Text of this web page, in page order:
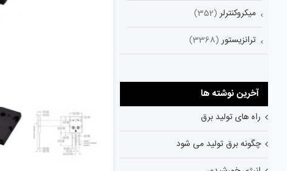
میکروکنترلر (352)
ترانزیستور (3368)
آخرین نوشته ها
راه های تولید برق
چگونه برق تولید می شود